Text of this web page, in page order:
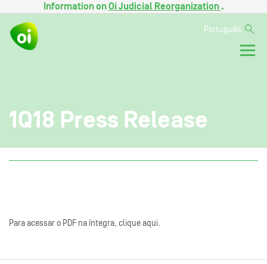
Information onOi Judicial Reorganization .
Português
1Q18 Press Release
Para acessar o PDF na íntegra, clique aqui.